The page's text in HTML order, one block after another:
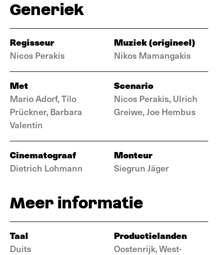
Generiek
Regisseur
Nicos Perakis
Muziek (origineel)
Nikos Mamangakis
Met
Mario Adorf, Tilo
Prückner, Barbara
Valentin
Scenario
Nicos Perakis, Ulrich
Greiwe, Joe Hembus
Cinematograaf
Dietrich Lohmann
Monteur
Siegrun Jäger
Meer informatie
Taal
Duits
Productielanden
Oostenrijk, West-